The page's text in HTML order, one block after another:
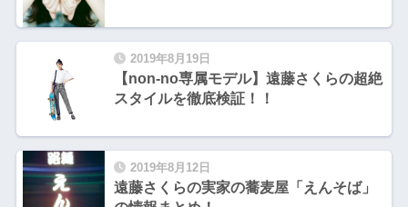
2019年8月19日
【non-no専属モデル】遠藤さくらの超絶
スタイルを徹底検証！！
2019年8月12日
遠藤さくらの実家の蕎麦屋「えんそば」